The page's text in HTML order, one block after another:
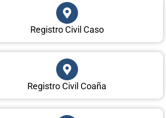
Registro Civil Caso
Registro Civil Coaña